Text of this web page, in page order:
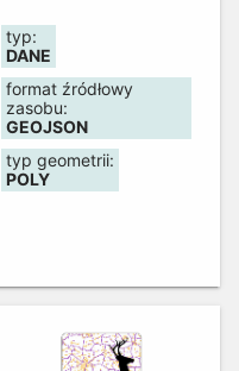
Regionalnego
Zarządu Gospodarki
Wodnej we Wrocławiu
w sprawie
ustanowienia
obwodów rybackich.
lokalizacją obrębów
ochronnych i kół
typ:
DANE
format źródłowy
zasobu:
GEOJSON
typ geometrii:
POLY